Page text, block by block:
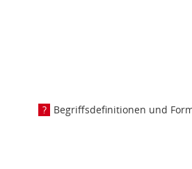
Begriffsdefinitionen und